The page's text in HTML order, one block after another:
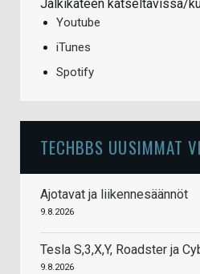
Jälkikäteen katseltavissa/
Youtube
iTunes
Spotify
TECHBBS UUSIMMAT
Ajotavat ja liikennesäännöt
9.8.2026
Tesla S,3,X,Y, Roadster ja
9.8.2026